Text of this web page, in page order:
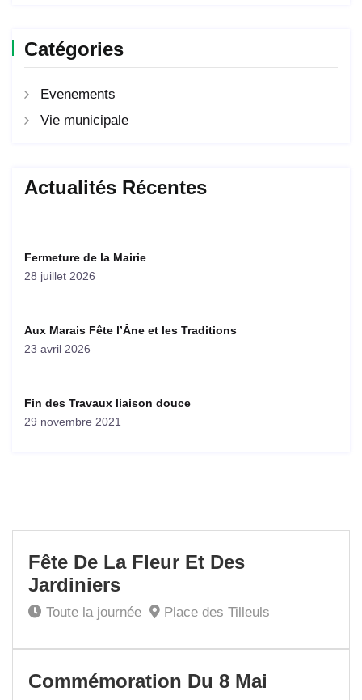
Catégories
Evenements
Vie municipale
Actualités Récentes
Fermeture de la Mairie
28 juillet 2026
Aux Marais Fête l’Âne et les Traditions
23 avril 2026
Fin des Travaux liaison douce
29 novembre 2021
8
Mai
Fête De La Fleur Et Des
Jardiniers
Toute la journée Place des Tilleuls
8
Mai
Commémoration Du 8 Mai